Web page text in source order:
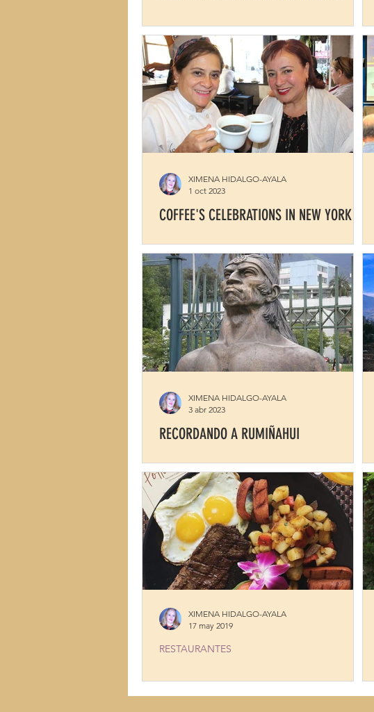
MÁS FAMOSA DE ECUADOR
COFFEE'S CELEBRATIONS IN NEW YORK
XIMENA HIDALGO-AYALA
1 oct 2023
RECORDANDO A RUMIÑAHUI
XIMENA HIDALGO-AYALA
3 abr 2023
RESTAURANTES
XIMENA HIDALGO-AYALA
17 may 2019